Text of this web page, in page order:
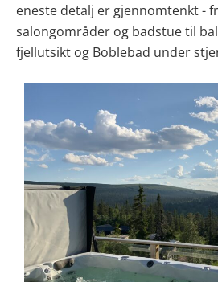
eneste detalj er gjennomtenkt -
salongområder og badstuetil
fjellutsikt og Boblebad under